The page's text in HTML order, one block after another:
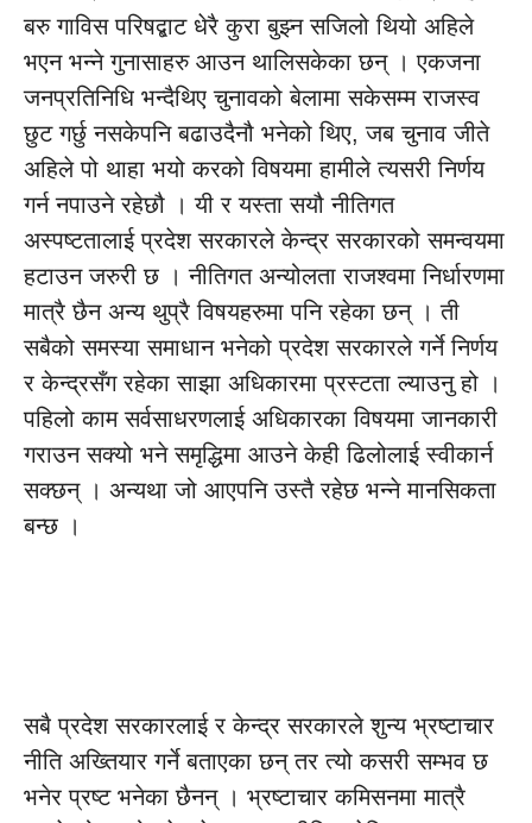
बरु गाविस परिषद्बाट धेरै कुरा बुझ्न सजिलो थियो अहिले
भएन भन्ने गुनासाहरु आउन थालिसकेका छन् । एकजना
जनप्रतिनिधि भन्दैथिए चुनावको बेलामा सकेसम्म राजस्व
छुट गर्छु नसकेपनि बढाउदैनौ भनेको थिए, जब चुनाव जीते
अहिले पो थाहा भयो करको विषयमा हामीले त्यसरी निर्णय
गर्न नपाउने रहेछौ । यी र यस्ता सयौ नीतिगत
अस्पष्टतालाई प्रदेश सरकारले केन्द्र सरकारको समन्वयमा
हटाउन जरुरी छ । नीतिगत अन्योलता राजश्वमा निर्धारणमा
मात्रै छैन अन्य थुप्रै विषयहरुमा पनि रहेका छन् । ती
सबैको समस्या समाधान भनेको प्रदेश सरकारले गर्ने निर्णय
र केन्द्रसँग रहेका साझा अधिकारमा प्रस्टता ल्याउनु हो ।
पहिलो काम सर्वसाधरणलाई अधिकारका विषयमा जानकारी
गराउन सक्यो भने समृद्धिमा आउने केही ढिलोलाई स्वीकार्न
सक्छन् । अन्यथा जो आएपनि उस्तै रहेछ भन्ने मानसिकता
बन्छ ।
सबै प्रदेश सरकारलाई र केन्द्र सरकारले शुन्य भ्रष्टाचार
नीति अख्तियार गर्ने बताएका छन् तर त्यो कसरी सम्भव छ
भनेर प्रष्ट भनेका छैनन् । भ्रष्टाचार कमिसनमा मात्रै